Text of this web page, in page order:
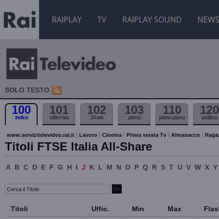
RAIPLAY TV RAIPLAY SOUND NEWS
SOLO TESTO
100
indice
101
ultim'ora
102
24 ore
103
prima
110
primo piano
120
politica
www.servizitelevideo.rai.it Lavoro Cinema Prima serata Tv Almanacco
Titoli FTSE Italia All-Share
A B C D E F G H I J K L M N O P Q R S T U V W X Y
Titoli Uffic. Min Max